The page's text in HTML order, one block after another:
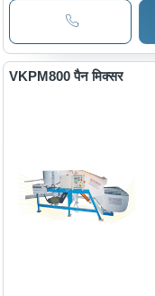
VKPM800 पैन मिक्सर